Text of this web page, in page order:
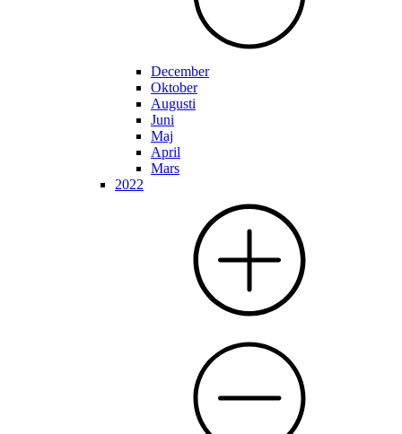
December
Oktober
Augusti
Juni
Maj
April
Mars
2022